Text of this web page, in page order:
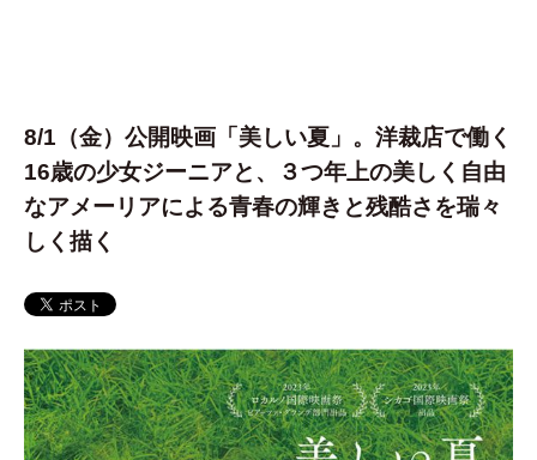
8/1（金）公開映画「美しい夏」。洋裁店で働く
16歳の少女ジーニアと、３つ年上の美しく自由
なアメーリアによる青春の輝きと残酷さを瑞々
しく描く